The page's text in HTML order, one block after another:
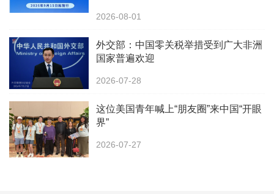
2026-08-01
外交部：中国零关税举措受到广大非洲
国家普遍欢迎
2026-07-28
这位美国青年喊上“朋友圈”来中国“开眼
界”
2026-07-27